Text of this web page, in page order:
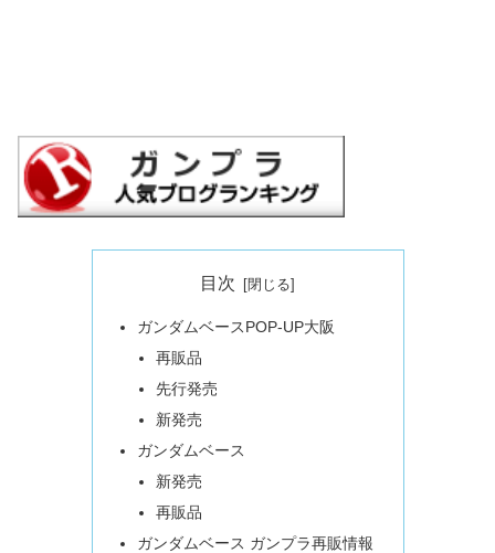
目次
ガンダムベースPOP-UP大阪
再販品
先行発売
新発売
ガンダムベース
新発売
再販品
ガンダムベース ガンプラ再販情報